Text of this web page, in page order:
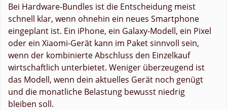
Bei Hardware-Bundles ist die Entscheidung meist
schnell klar, wenn ohnehin ein neues Smartphone
eingeplant ist. Ein iPhone, ein Galaxy-Modell, ein Pixel
oder ein Xiaomi-Gerät kann im Paket sinnvoll sein,
wenn der kombinierte Abschluss den Einzelkauf
wirtschaftlich unterbietet. Weniger überzeugend ist
das Modell, wenn dein aktuelles Gerät noch genügt
und die monatliche Belastung bewusst niedrig
bleiben soll.